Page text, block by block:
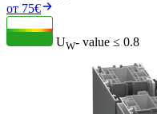
от 75€
UW- value ≤ 0.8